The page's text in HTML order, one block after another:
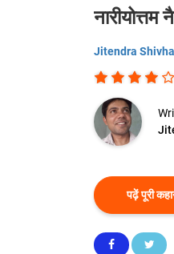
नारीयोत्तम
Jitendra
पढ़ें पूरी